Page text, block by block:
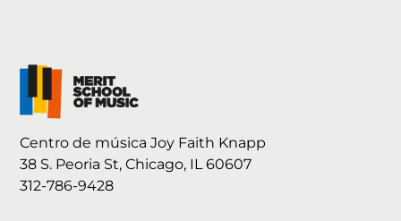
Centro de música Joy Faith Knapp
38 S. Peoria St, Chicago, IL 60607
312-786-9428